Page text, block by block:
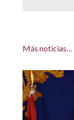
Más noticias…